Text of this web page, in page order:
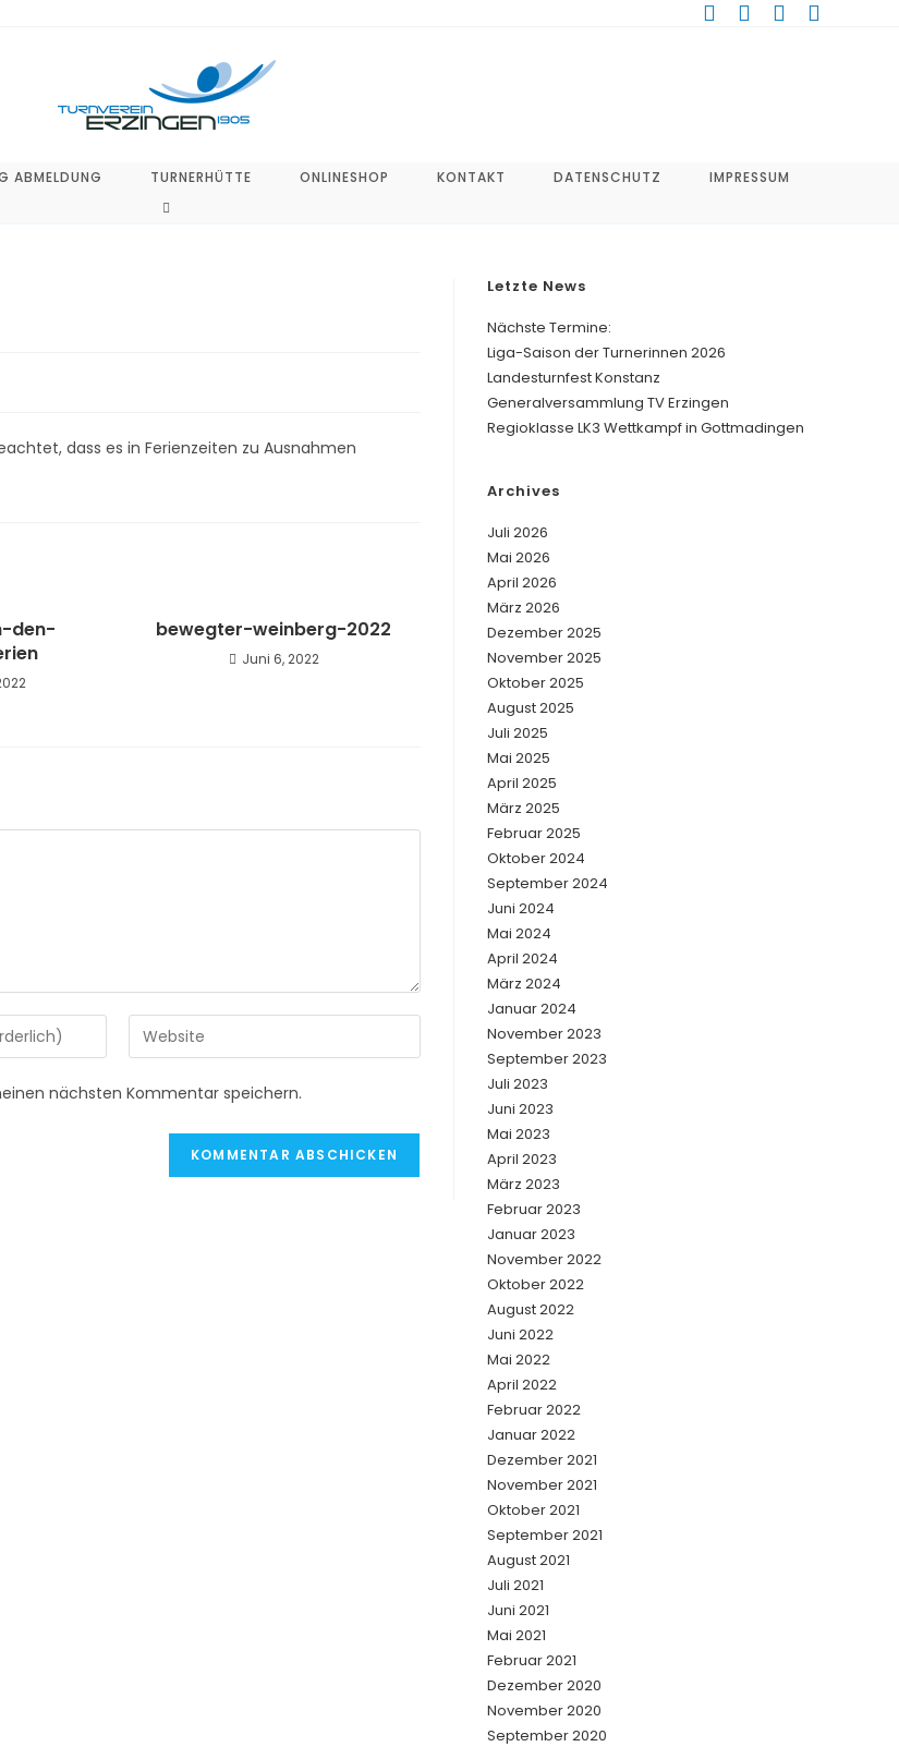
ABMELDUNG TURNERHÜTTE ONLINESHOP KONTAKT DATENSCHUTZ IMPRESSUM
WEBSITE-
dass es in Ferienzeiten zu Ausnahmen
den-
bewegter-weinberg-2022
Juni 6, 2022
Gib
deine
(optional)
nächsten Kommentar speichern.
Letzte News
Nächste Termine:
Liga-Saison der Turnerinnen 2026
Landesturnfest Konstanz
Generalversammlung TV Erzingen
Regioklasse LK3 Wettkampf in Gottmadingen
Archives
Juli 2026
Mai 2026
April 2026
März 2026
Dezember 2025
November 2025
Oktober 2025
August 2025
Juli 2025
Mai 2025
April 2025
März 2025
Februar 2025
Oktober 2024
September 2024
Juni 2024
Mai 2024
April 2024
März 2024
Januar 2024
November 2023
September 2023
Juli 2023
Juni 2023
Mai 2023
April 2023
März 2023
Februar 2023
Januar 2023
November 2022
Oktober 2022
August 2022
Juni 2022
Mai 2022
April 2022
Februar 2022
Januar 2022
Dezember 2021
November 2021
Oktober 2021
September 2021
August 2021
Juli 2021
Juni 2021
Mai 2021
Februar 2021
Dezember 2020
November 2020
September 2020